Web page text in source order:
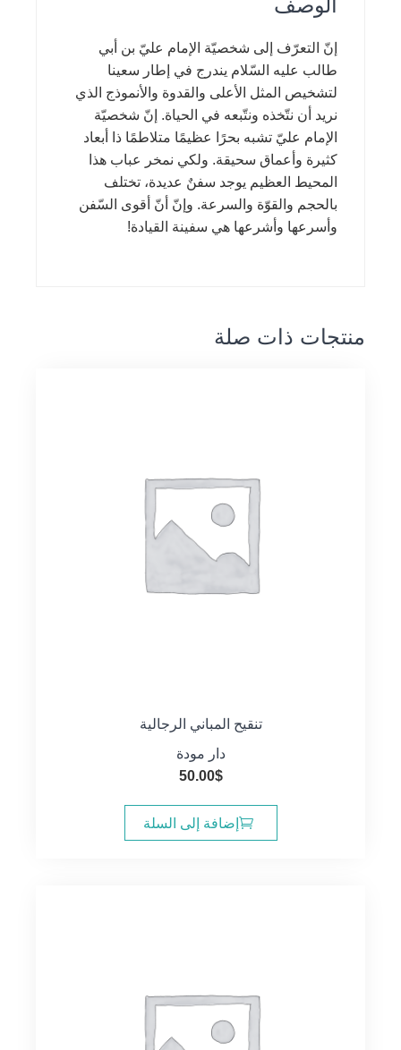
الوصف
إنّ التعرّف إلى شخصيّة الإمام عليّ بن أبي
طالب عليه السّلام يندرج في إطار سعينا
لتشخيص المثل الأعلى والقدوة والأنموذج الذي
نريد أن نتّخذه ونتّبعه في الحياة. إنّ شخصيّة
الإمام عليّ تشبه بحرًا عظيمًا متلاطمًا ذا أبعاد
كثيرة وأعماق سحيقة. ولكي نمخر عباب هذا
المحيط العظيم يوجد سفنٌ عديدة، تختلف
بالحجم والقوّة والسرعة. وإنّ أنّ أقوى السّفن
وأسرعها وأشرعها هي سفينة القيادة!
منتجات ذات صلة
تنقيح المباني الرجالية
دار مودة
50.00$
إضافة إلى السلة